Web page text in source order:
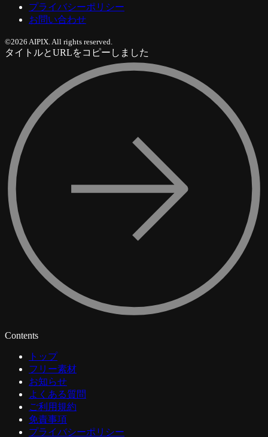
プライバシーポリシー
お問い合わせ
©2026 AIPIX. All rights reserved.
タイトルとURLをコピーしました
Contents
トップ
フリー素材
お知らせ
よくある質問
ご利用規約
免責事項
プライバシーポリシー